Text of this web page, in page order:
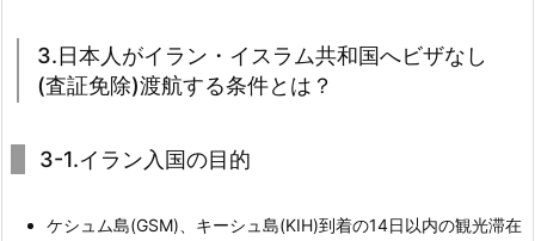
3.日本人がイラン・イスラム共和国へビザなし
(査証免除)渡航する条件とは？
3-1.イラン入国の目的
ケシュム島(GSM)、キーシュ島(KIH)到着の14日以内の観光滞在